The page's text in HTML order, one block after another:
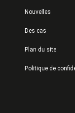
Nouvelles
Des cas
Plan du site